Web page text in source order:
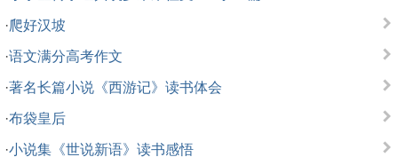
·爬好汉坡
·语文满分高考作文
·著名长篇小说《西游记》读书体会
·布袋皇后
·小说集《世说新语》读书感悟